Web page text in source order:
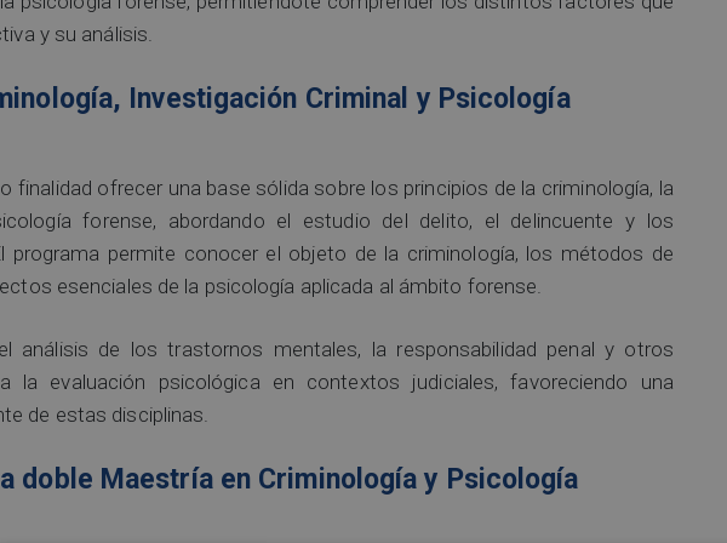
y su análisis.
Investigación Criminal y Psicología
finalidad ofrecer una base sólida sobre los principios de la criminología, la
forense, abordando el estudio del delito, el delincuente y los
programa permite conocer el objeto de la criminología, los métodos de
esenciales de la psicología aplicada al ámbito forense.
análisis de los trastornos mentales, la responsabilidad penal y otros
la evaluación psicológica en contextos judiciales, favoreciendo una
de estas disciplinas.
doble Maestría en Criminología y Psicología